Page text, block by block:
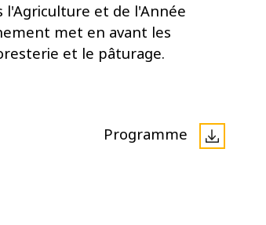
l'Agriculture et de l'Année
met en avant les
et le pâturage.
Programme